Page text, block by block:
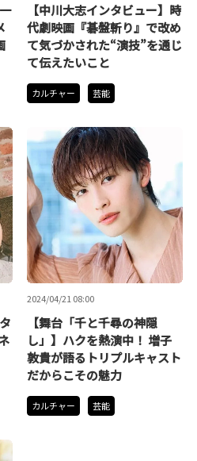
【中川大志インタビュー】時
代劇映画『碁盤斬り』で改め
て気づかされた“演技”を通じ
て伝えたいこと
カルチャー 芸能
2024/04/21 08:00
【舞台「千と千尋の神隠
し」】ハクを熱演中！ 増子
敦貴が語るトリプルキャスト
だからこその魅力
カルチャー 芸能